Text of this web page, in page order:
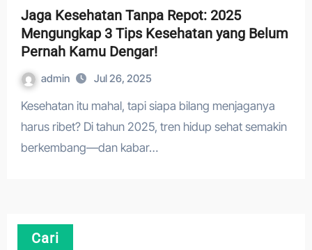
Jaga Kesehatan Tanpa Repot: 2025
Mengungkap 3 Tips Kesehatan yang Belum
Pernah Kamu Dengar!
admin Jul 26, 2025
Kesehatan itu mahal, tapi siapa bilang menjaganya
harus ribet? Di tahun 2025, tren hidup sehat semakin
berkembang—dan kabar…
Cari